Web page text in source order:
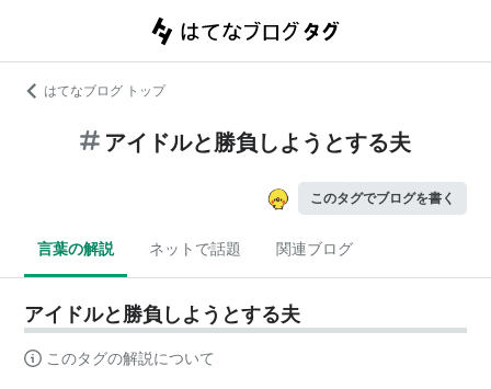
はてなブログ トップ
アイドルと勝負しようとする夫
このタグでブログを書く
言葉の解説 ネットで話題 関連ブログ
アイドルと勝負しようとする夫
このタグの解説について